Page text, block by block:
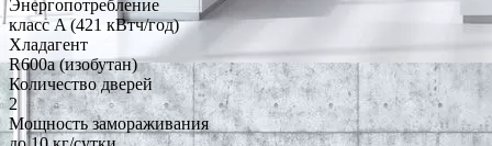
Энергопотребление
класс A (421 кВтч/год)
Хладагент
R600a (изобутан)
Количество дверей
2
Мощность замораживания